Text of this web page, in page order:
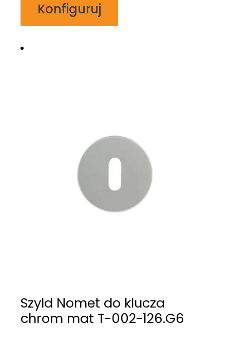
Konfiguruj
Szyld Nomet do klucza
chrom mat T-002-126.G6